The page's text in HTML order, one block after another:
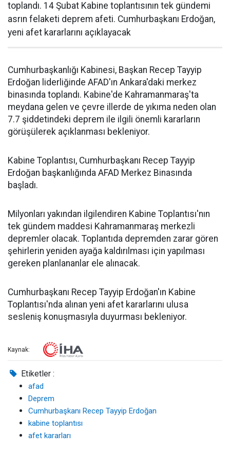
toplandı. 14 Şubat Kabine toplantısının tek gündemi
asrın felaketi deprem afeti. Cumhurbaşkanı Erdoğan,
yeni afet kararlarını açıklayacak
Cumhurbaşkanlığı Kabinesi, Başkan Recep Tayyip
Erdoğan liderliğinde AFAD'ın Ankara'daki merkez
binasında toplandı. Kabine'de Kahramanmaraş'ta
meydana gelen ve çevre illerde de yıkıma neden olan
7.7 şiddetindeki deprem ile ilgili önemli kararların
görüşülerek açıklanması bekleniyor.
Kabine Toplantısı, Cumhurbaşkanı Recep Tayyip
Erdoğan başkanlığında AFAD Merkez Binasında
başladı.
Milyonları yakından ilgilendiren Kabine Toplantısı'nın
tek gündem maddesi Kahramanmaraş merkezli
depremler olacak. Toplantıda depremden zarar gören
şehirlerin yeniden ayağa kaldırılması için yapılması
gereken planlananlar ele alınacak.
Cumhurbaşkanı Recep Tayyip Erdoğan'ın Kabine
Toplantısı'nda alınan yeni afet kararlarını ulusa
sesleniş konuşmasıyla duyurması bekleniyor.
Kaynak:
Etiketler :
afad
Deprem
Cumhurbaşkanı Recep Tayyip Erdoğan
kabine toplantısı
afet kararları